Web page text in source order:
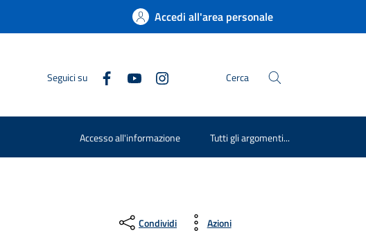
Accedi all'area personale
Seguici su Cerca
Accesso all'informazione Tutti gli argomenti...
Condividi Azioni